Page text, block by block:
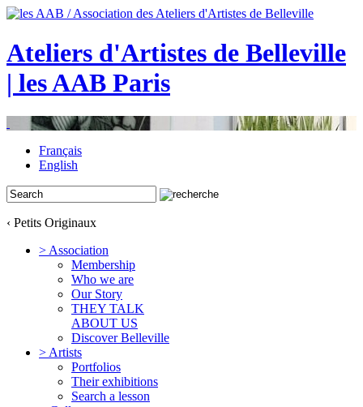
Ateliers d'Artistes de Belleville
| les AAB Paris
Français
English
‹ Petits Originaux
> Association
Membership
Who we are
Our Story
THEY TALK
ABOUT US
Discover Belleville
> Artists
Portfolios
Their exhibitions
Search a lesson